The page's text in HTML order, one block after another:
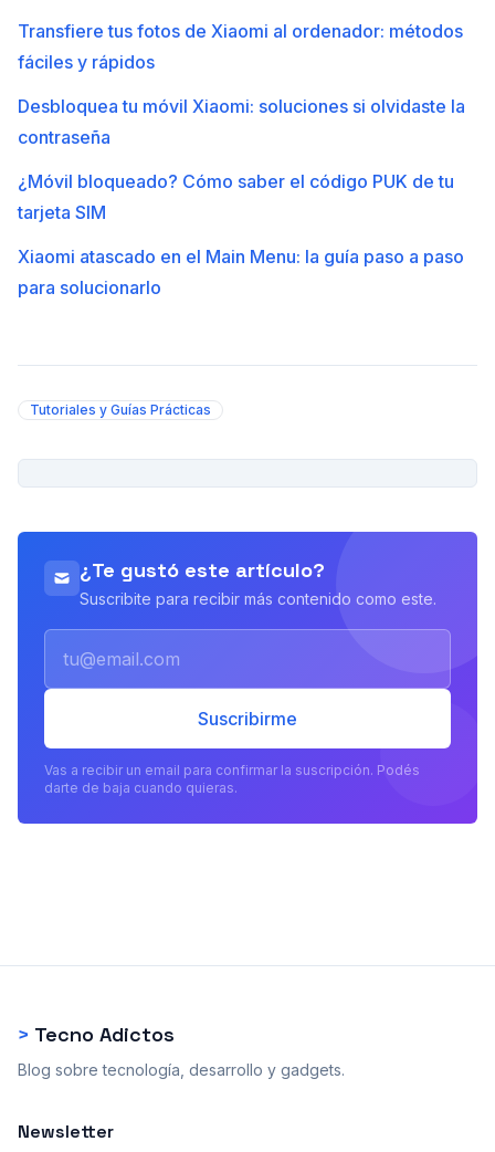
Transfiere tus fotos de Xiaomi al ordenador: métodos
fáciles y rápidos
Desbloquea tu móvil Xiaomi: soluciones si olvidaste la
contraseña
¿Móvil bloqueado? Cómo saber el código PUK de tu
tarjeta SIM
Xiaomi atascado en el Main Menu: la guía paso a paso
para solucionarlo
Tutoriales y Guías Prácticas
¿Te gustó este artículo?
Suscribite para recibir más contenido como este.
Suscribirme
Vas a recibir un email para confirmar la suscripción. Podés
darte de baja cuando quieras.
> Tecno Adictos
Blog sobre tecnología, desarrollo y gadgets.
Newsletter